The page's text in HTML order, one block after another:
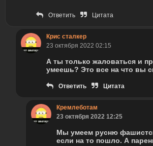
Ответить Цитата
Крис сталкер
23 октября 2022 02:15
А ты только жаловаться и
умеешь? Это все на что вы
Ответить Цитата
Кремлеботам
23 октября 2022 12:25
Мы умеем русню
если на то пошло. А